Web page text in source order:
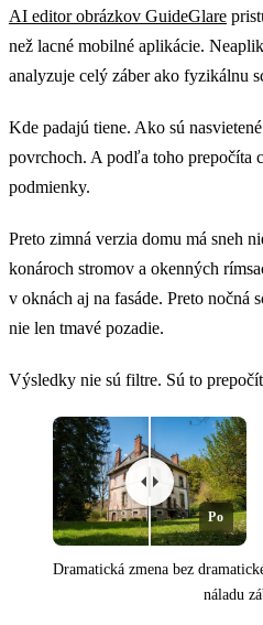
AI editor obrázkov GuideGlare
než lacné mobilné aplikácie.
analyzuje celý záber ako fyzikálnu
Kde padajú tiene. Ako sú
povrchoch. A podľa toho prepočíta
podmienky.
Preto zimná verzia domu má sneh
konároch stromov a okenných
v oknách aj na fasáde. Preto nočná
nie len tmavé pozadie.
Výsledky nie sú filtre. Sú to
Po
Dramatická zmena bez
náladu